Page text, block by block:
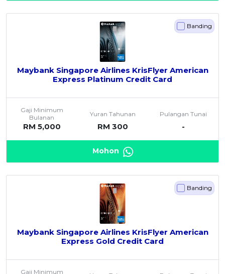
Banding
Maybank Singapore Airlines KrisFlyer American
Express Platinum Credit Card
Gaji Minimum
Bulanan
RM 5,000
Yuran Tahunan
RM 300
Pulangan Tunai
-
Mohon
Banding
Maybank Singapore Airlines KrisFlyer American
Express Gold Credit Card
Gaji Minimum